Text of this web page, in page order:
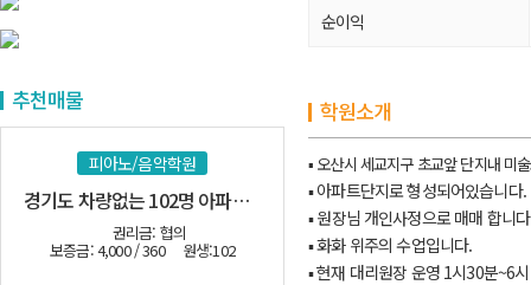
추천매물
피아노/음악학원
경기도 차량없는 102명 아파트 밀집지역
권리금: 협의
보증금: 4,000 / 360 원생:102
순이익
학원소개
▪ 오산시 세교지구 초교앞 단지내 미
▪ 아파트단지로 형성되어있습니다.
▪원장님 개인사정으로 매매 합니
▪ 화화 위주의 수업입니다.
▪ 현재 대리원장 운영 1시30분~6